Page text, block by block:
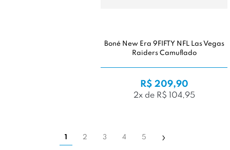
Boné New Era 9FIFTY NFL Las Vegas
Raiders Camuflado
R$ 209,90
2x de R$ 104,95
2 3 4 5